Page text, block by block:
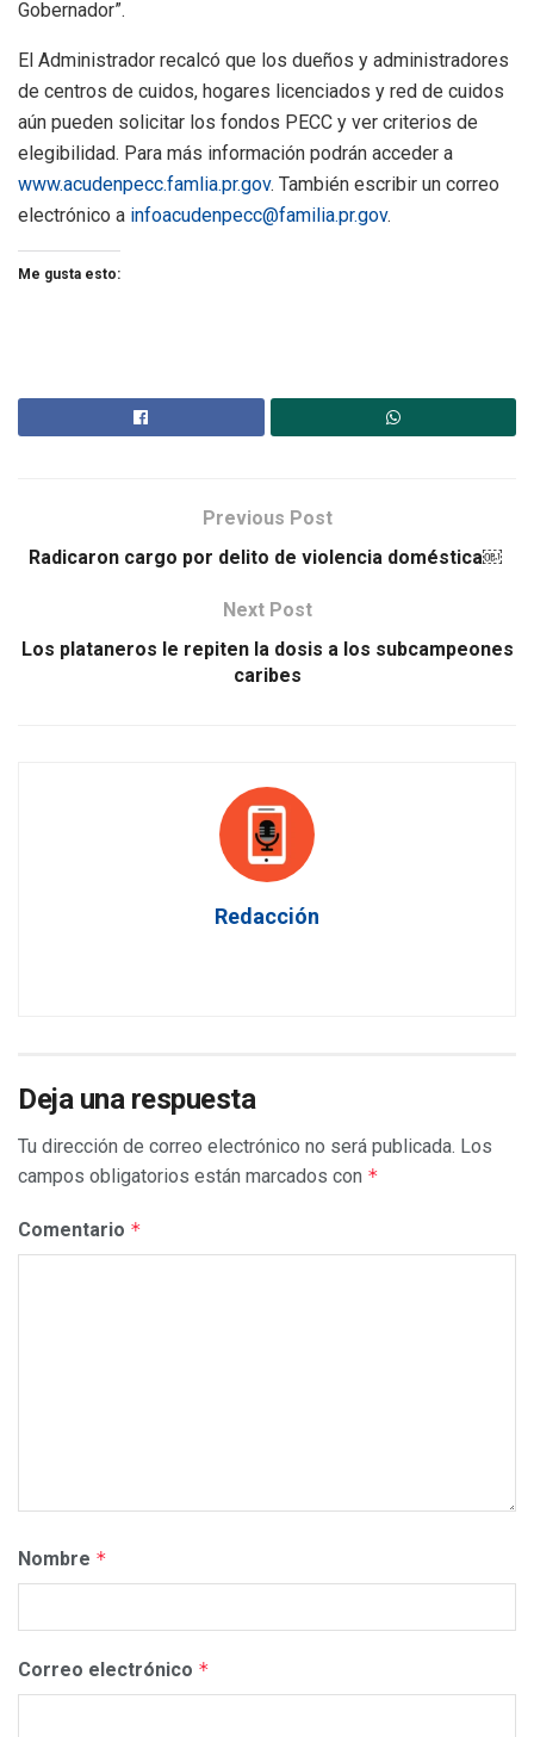
Gobernador”.
El Administrador recalcó que los dueños y administradores
de centros de cuidos, hogares licenciados y red de cuidos
aún pueden solicitar los fondos PECC y ver criterios de
elegibilidad. Para más información podrán acceder a
www.acudenpecc.famlia.pr.gov. También escribir un correo
electrónico a infoacudenpecc@familia.pr.gov.
Me gusta esto:
Previous Post
Radicaron cargo por delito de violencia doméstica￼
Next Post
Los plataneros le repiten la dosis a los subcampeones
caribes
Redacción
Deja una respuesta
Tu dirección de correo electrónico no será publicada. Los
campos obligatorios están marcados con *
Comentario *
Nombre *
Correo electrónico *